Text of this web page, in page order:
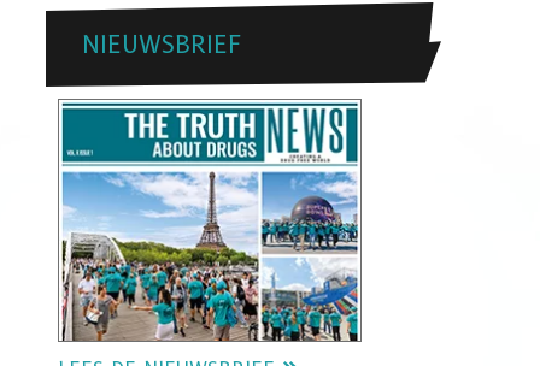
NIEUWSBRIEF